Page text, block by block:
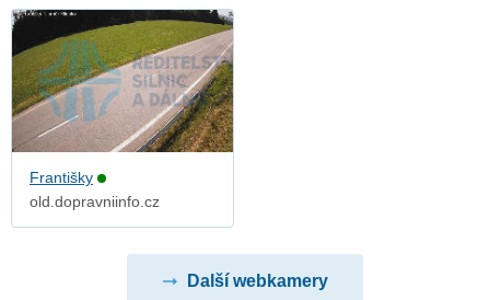
Františky
old.dopravniinfo.cz
Další webkamery